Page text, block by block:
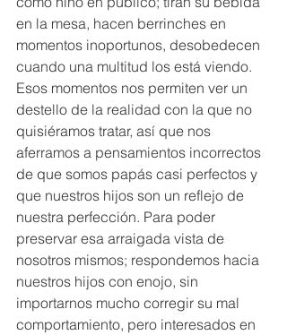
en la mesa, hacen berrinches en
momentos inoportunos, desobedecen
cuando una multitud los está viendo.
Esos momentos nos permiten ver un
destello de la realidad con la que no
quisiéramos tratar, así que nos
aferramos a pensamientos incorrectos
de que somos papás casi perfectos y
que nuestros hijos son un reflejo de
nuestra perfección. Para poder
preservar esa arraigada vista de
nosotros mismos; respondemos hacia
nuestros hijos con enojo, sin
importarnos mucho corregir su mal
comportamiento, pero interesados en